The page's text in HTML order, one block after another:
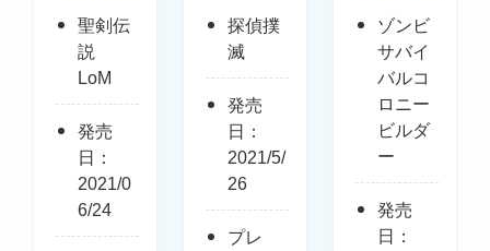
聖剣伝
説
LoM
発売
日：
2021/0
6/24
探偵撲
滅
発売
日：
2021/5/
26
プレ
ゾンビ
サバイ
バルコ
ロニー
ビルダ
ー
発売
日：